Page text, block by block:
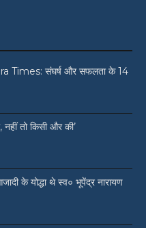
Times: संघर्ष और सफलता के 14
तो किसी और की’
के योद्धा थे स्व० भूपेंद्र नारायण